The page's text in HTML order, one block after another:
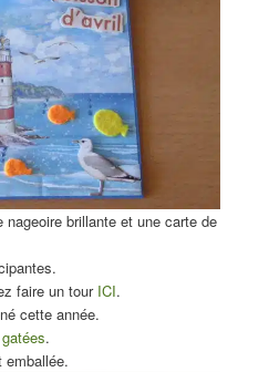
brillante et une carte de
faire un tour ICI.
cette année.
.
emballée.